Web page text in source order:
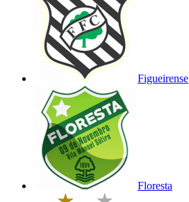
Figueirense
Floresta